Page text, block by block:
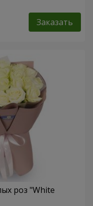
Заказать
роз "White